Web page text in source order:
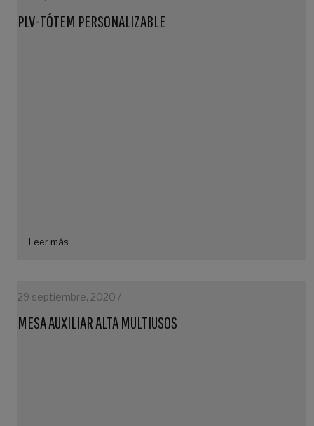
PLV-TÓTEM PERSONALIZABLE
Leer más
29 septiembre, 2020 /
MESA AUXILIAR ALTA MULTIUSOS